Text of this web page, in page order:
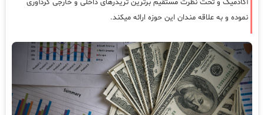
آکادمیک و تحت نظرت مستقیم برترین تریدرهای داخلی و خارجی گردآوری
نموده و به علاقه مندان این حوزه ارائه میکند.